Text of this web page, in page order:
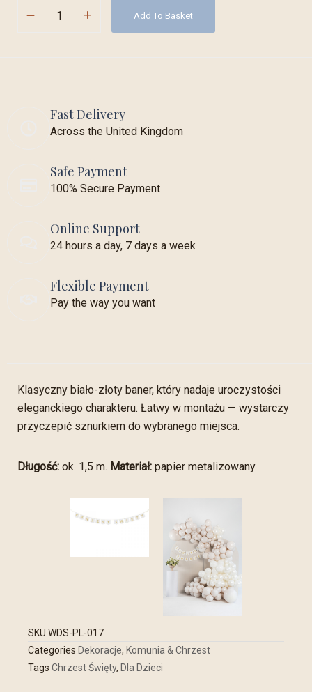
Add To Basket
Fast Delivery
Across the United Kingdom
Safe Payment
100% Secure Payment
Online Support
24 hours a day, 7 days a week
Flexible Payment
Pay the way you want
Klasyczny biało-złoty baner, który nadaje uroczystości
eleganckiego charakteru. Łatwy w montażu — wystarczy
przyczepić sznurkiem do wybranego miejsca.
Długość: ok. 1,5 m. Materiał: papier metalizowany.
SKU WDS-PL-017
Categories Dekoracje, Komunia & Chrzest
Tags Chrzest Święty, Dla Dzieci